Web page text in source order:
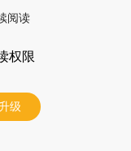
阅读
权限
级